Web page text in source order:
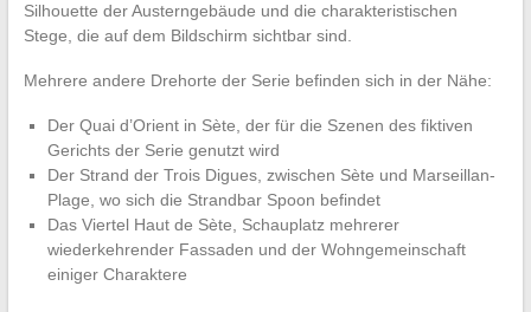
Silhouette der Austerngebäude und die charakteristischen
Stege, die auf dem Bildschirm sichtbar sind.
Mehrere andere Drehorte der Serie befinden sich in der Nähe:
Der Quai d’Orient in Sète, der für die Szenen des fiktiven
Gerichts der Serie genutzt wird
Der Strand der Trois Digues, zwischen Sète und Marseillan-
Plage, wo sich die Strandbar Spoon befindet
Das Viertel Haut de Sète, Schauplatz mehrerer
wiederkehrender Fassaden und der Wohngemeinschaft
einiger Charaktere